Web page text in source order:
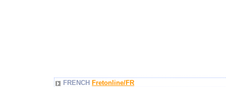
FRENCH Fretonline/FR